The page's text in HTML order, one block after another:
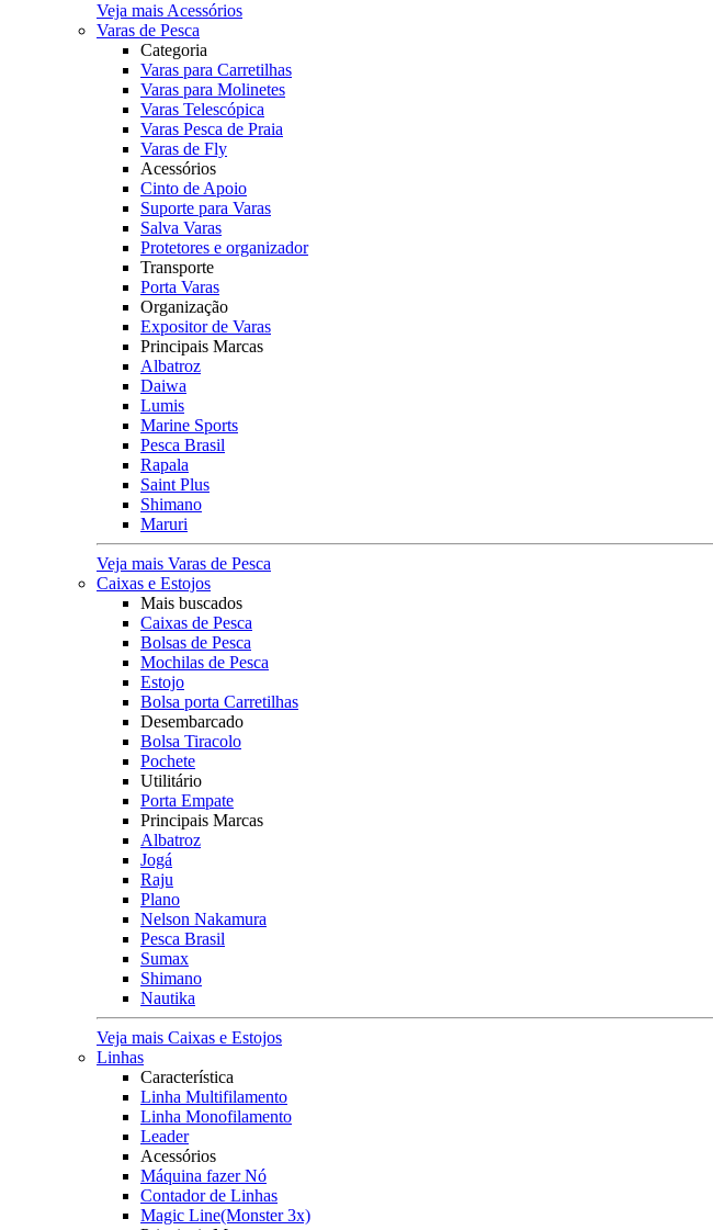
Veja mais Acessórios
Varas de Pesca
Categoria
Varas para Carretilhas
Varas para Molinetes
Varas Telescópica
Varas Pesca de Praia
Varas de Fly
Acessórios
Cinto de Apoio
Suporte para Varas
Salva Varas
Protetores e organizador
Transporte
Porta Varas
Organização
Expositor de Varas
Principais Marcas
Albatroz
Daiwa
Lumis
Marine Sports
Pesca Brasil
Rapala
Saint Plus
Shimano
Maruri
Veja mais Varas de Pesca
Caixas e Estojos
Mais buscados
Caixas de Pesca
Bolsas de Pesca
Mochilas de Pesca
Estojo
Bolsa porta Carretilhas
Desembarcado
Bolsa Tiracolo
Pochete
Utilitário
Porta Empate
Principais Marcas
Albatroz
Jogá
Raju
Plano
Nelson Nakamura
Pesca Brasil
Sumax
Shimano
Nautika
Veja mais Caixas e Estojos
Linhas
Característica
Linha Multifilamento
Linha Monofilamento
Leader
Acessórios
Máquina fazer Nó
Contador de Linhas
Magic Line(Monster 3x)